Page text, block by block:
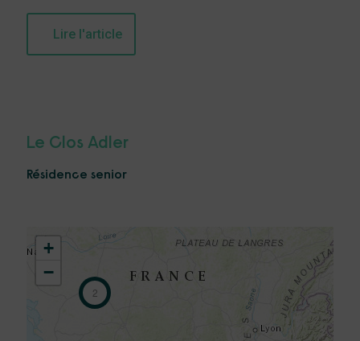
Lire l'article
Le Clos Adler
Résidence senior
2
+
−